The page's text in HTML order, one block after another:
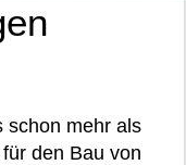
schon mehr als
den Bau von